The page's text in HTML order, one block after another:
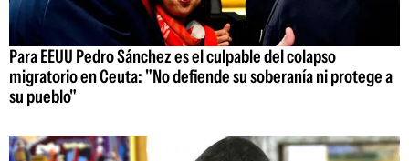
Para EEUU Pedro Sánchez es el culpable del colapso
migratorio en Ceuta: "No defiende su soberanía ni protege a
su pueblo"